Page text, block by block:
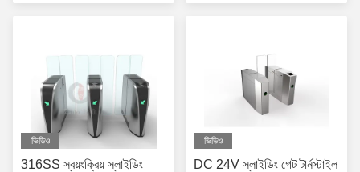
ভিডিও
316SS স্বয়ংক্রিয় স্লাইডিং
ভিডিও
DC 24V স্লাইডিং গেট টার্নস্টাইল